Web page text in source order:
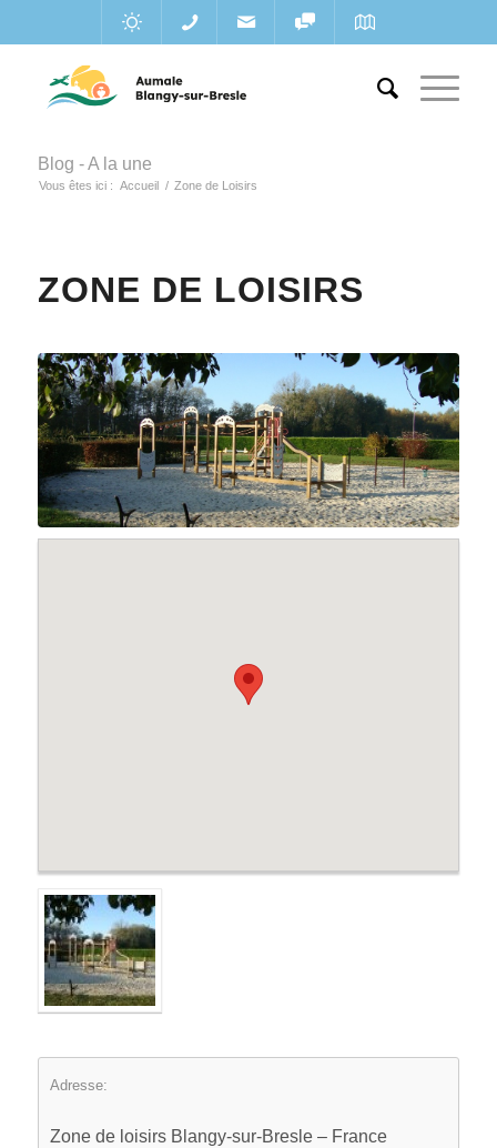
Blog - A la une
Vous êtes ici : Accueil / Zone de Loisirs
ZONE DE LOISIRS
Adresse:
Zone de loisirs Blangy-sur-Bresle – France